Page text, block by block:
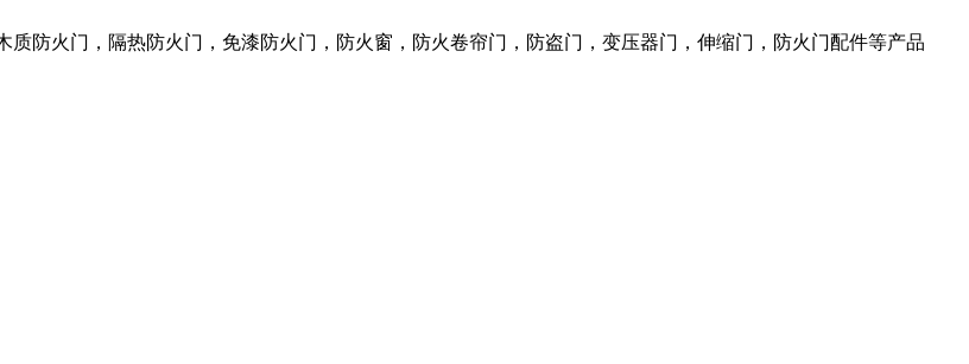
防火门，隔热防火门，免漆防火门，防火窗，防火卷帘门，防盗门，变压器门，伸缩门，防火门配件等产品